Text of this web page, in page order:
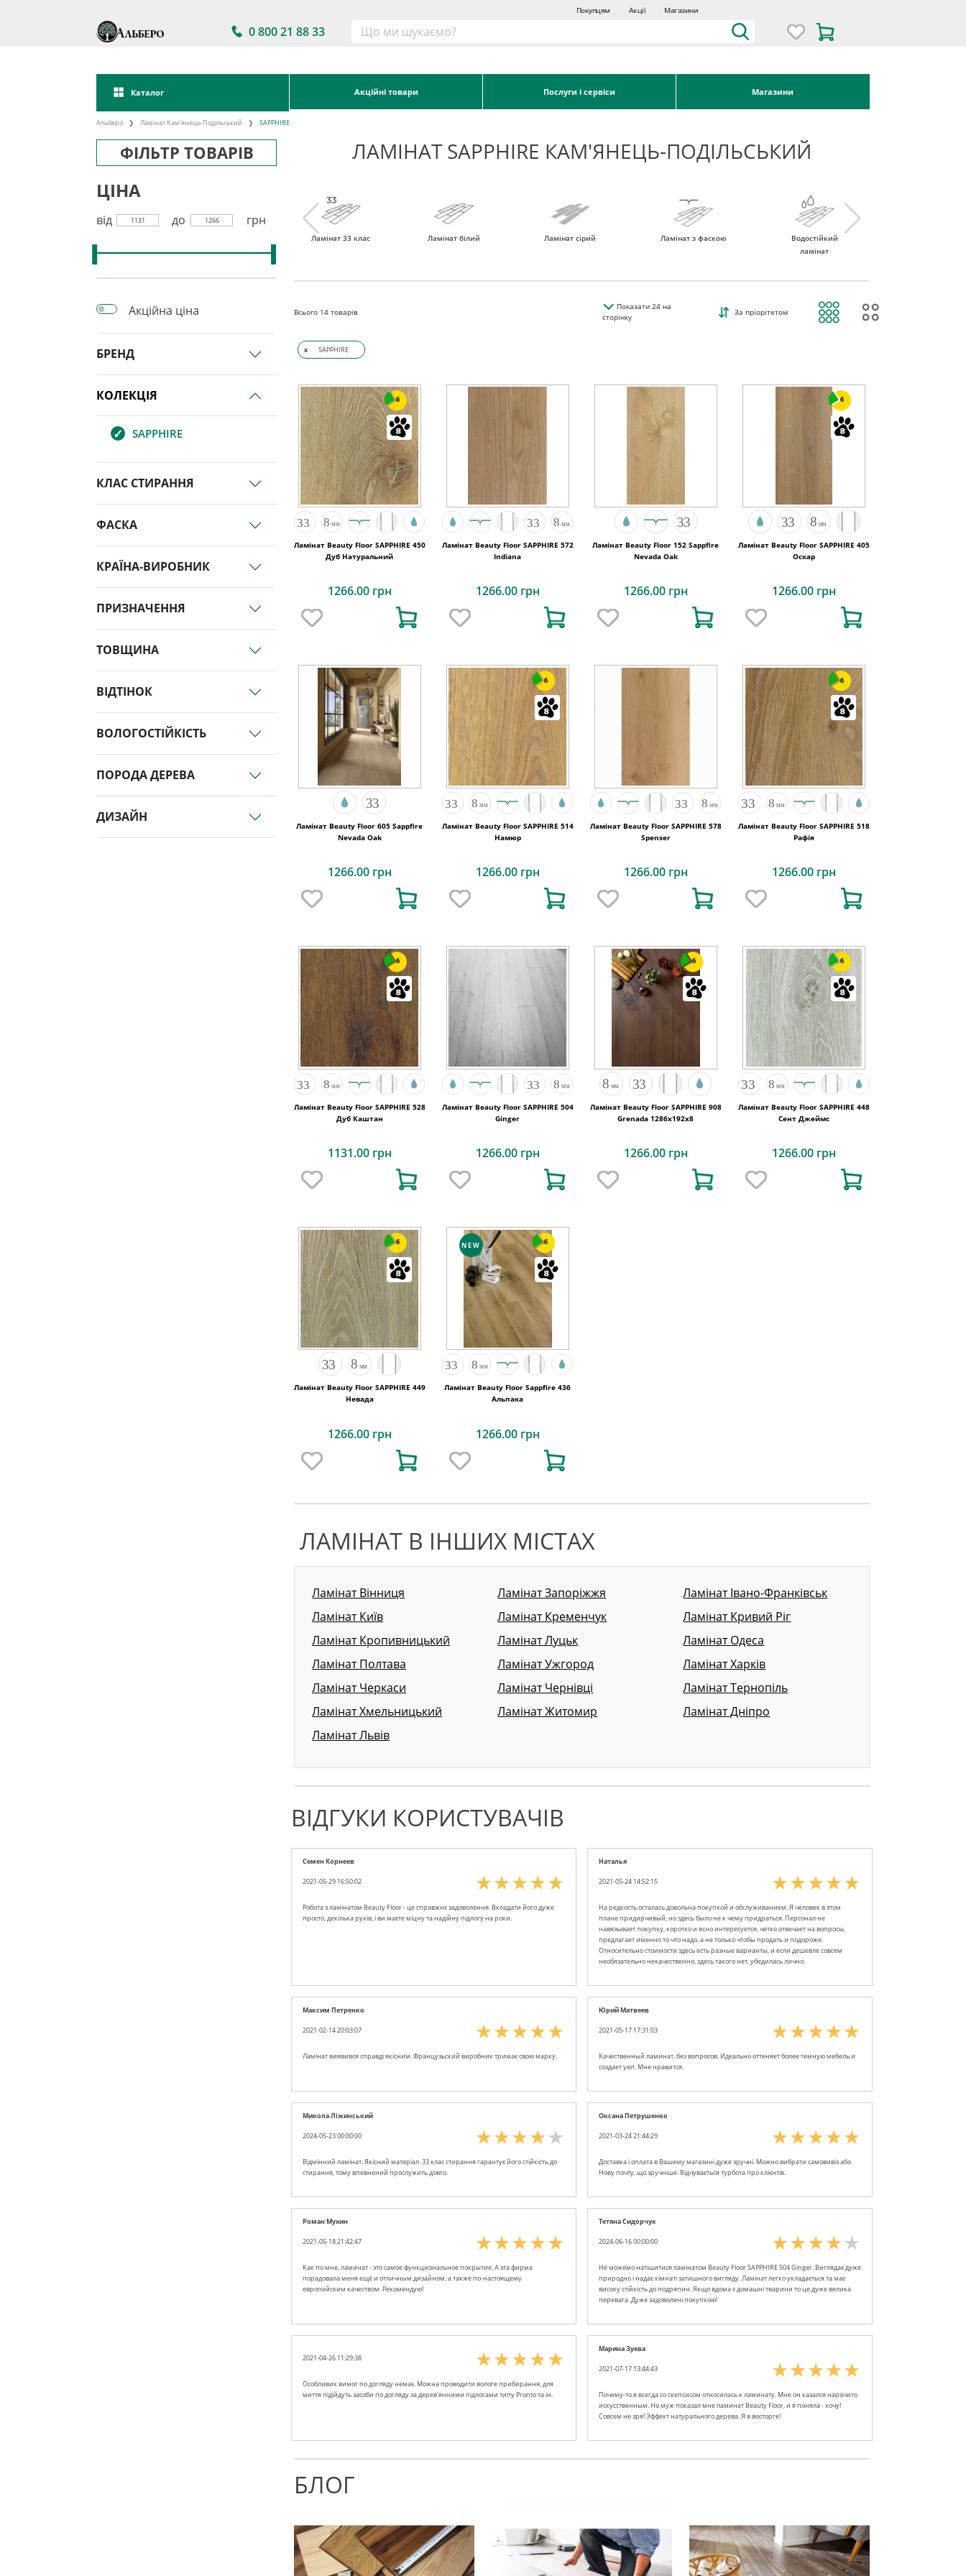
Покупцям Акції Магазини
0 800 21 88 33
Каталог Акційні товари Послуги і сервіси Магазини
Альберо Ламінат Кам’янець-Подільський SAPPHIRE
ФІЛЬТР ТОВАРІВ ЛАМІНАТ SAPPHIRE КАМ'ЯНЕЦЬ-ПОДІЛЬСЬКИЙ
ЦІНА
від 1131 до 1266 грн
Акційна ціна
БРЕНД
КОЛЕКЦІЯ
SAPPHIRE
КЛАС СТИРАННЯ
ФАСКА
КРАЇНА-ВИРОБНИК
ПРИЗНАЧЕННЯ
ТОВЩИНА
ВІДТІНОК
ВОЛОГОСТІЙКІСТЬ
ПОРОДА ДЕРЕВА
ДИЗАЙН
Ламінат 33 клас Ламінат білий Ламінат сірий Ламінат з фаскою
Водостійкий
ламінат
Всього 14 товарів
Показати24на
сторінку
За пріорітетом
x SAPPHIRE
6
Ламінат Beauty Floor SAPPHIRE 450
Дуб Натуральний
1266.00 грн
Ламінат Beauty Floor SAPPHIRE 572
Indiana
1266.00 грн
Ламінат Beauty Floor 152 Sappfire
Nevada Oak
1266.00 грн
6
Ламінат Beauty Floor SAPPHIRE 405
Оскар
1266.00 грн
Ламінат Beauty Floor 605 Sappfire
Nevada Oak
1266.00 грн
6
Ламінат Beauty Floor SAPPHIRE 514
Намюр
1266.00 грн
Ламінат Beauty Floor SAPPHIRE 578
Spenser
1266.00 грн
6
Ламінат Beauty Floor SAPPHIRE 518
Рафія
1266.00 грн
6
Ламінат Beauty Floor SAPPHIRE 528
Дуб Каштан
1131.00 грн
Ламінат Beauty Floor SAPPHIRE 504
Ginger
1266.00 грн
6
Ламінат Beauty Floor SAPPHIRE 908
Grenada 1286x192x8
1266.00 грн
6
Ламінат Beauty Floor SAPPHIRE 448
Сент Джеймс
1266.00 грн
6
Ламінат Beauty Floor SAPPHIRE 449
Невада
1266.00 грн
NEW 6
Ламінат Beauty Floor Sappfire 436
Альпака
1266.00 грн
ЛАМІНАТ В ІНШИХ МІСТАХ
Ламінат Вінниця Ламінат Запоріжжя
Ламінат Івано-Франківськ
Ламінат Київ
Ламінат Кременчук
Ламінат Кривий Ріг
Ламінат Кропивницький
Ламінат Луцьк
Ламінат Одеса
Ламінат Полтава
Ламінат Ужгород
Ламінат Харків
Ламінат Черкаси
Ламінат Чернівці
Ламінат Тернопіль
Ламінат Хмельницький
Ламінат Житомир
Ламінат Дніпро
Ламінат Львів
ВІДГУКИ КОРИСТУВАЧІВ
Семен Корнеев
2021-05-29 16:50:02
Робота з ламінатом Beauty Floor - це справжнє задоволення. Вкладати його дуже
просто, декілька рухів, і ви маєте міцну та надійну підлогу на роки.
Наталья
2021-05-24 14:52:15
На редкость осталась довольна покупкой и обслуживанием. Я человек в этом
плане придирчивый, но здесь было не к чему придраться. Персонал не
навязывает покупку, коротко и ясно интересуется, четко отвечает на вопросы,
предлагает именно то что надо, а не только чтобы продать и подороже.
Относительно стоимости здесь есть разные варианты, и если дешевле совсем
необязательно некачественно, здесь такого нет, убедилась лично.
Максим Петренко
2021-02-14 20:03:07
Ламінат виявився справді якісним. Французьский виробник тримає свою марку.
Юрий Матвеев
2021-05-17 17:31:03
Качественный ламинат, без вопросов. Идеально оттеняет более темную мебель и
создает уют. Мне нравится.
Микола Ліжинський
2024-05-23 00:00:00
Відмінний ламінат. Якісний матеріал. 33 клас стирання гарантує його стійкість до
стирання, тому впевнений прослужить довго.
Оксана Петрушенко
2021-03-24 21:44:29
Доставка і оплата в Вашему магазині дуже зручні. Можно вибрати самовивіз або
Нову почту, що зручніше. Відчувається турбота про клієнтів.
Роман Мухин
2021-05-18 21:42:47
Как по мне, ламинат - это самое функциональное покрытие. А эта фирма
порадовала меня ещё и отличным дизайном, а также по-настоящему
европейским качеством. Рекомендую!
Тетяна Сидорчук
2024-06-16 00:00:00
Не можемо натішитися ламінатом Beauty Floor SAPPHIRE 504 Ginger. Виглядає дуже
природно і надає кімнаті затишного вигляду. Ламінат легко укладається та має
високу стійкість до подряпин. Якщо вдома є домашні тварини то це дуже велика
перевага. Дуже задоволені покупкою!
2021-04-26 11:29:38
Особливих вимог по догляду немає. Можна проводити вологе прибирання, для
миття підійдуть засоби по догляду за дерев'янними підлогами типу Pronto та ін.
Марина Зуева
2021-07-17 13:44:43
Почему-то я всегда со скепсисом относилась к ламинату. Мне он казался нарочито
искусственным. Но муж показал мне ламинат Beauty Floor, и я поняла - хочу!
Совсем не зря! Эффект натурального дерева. Я в восторге!
БЛОГ